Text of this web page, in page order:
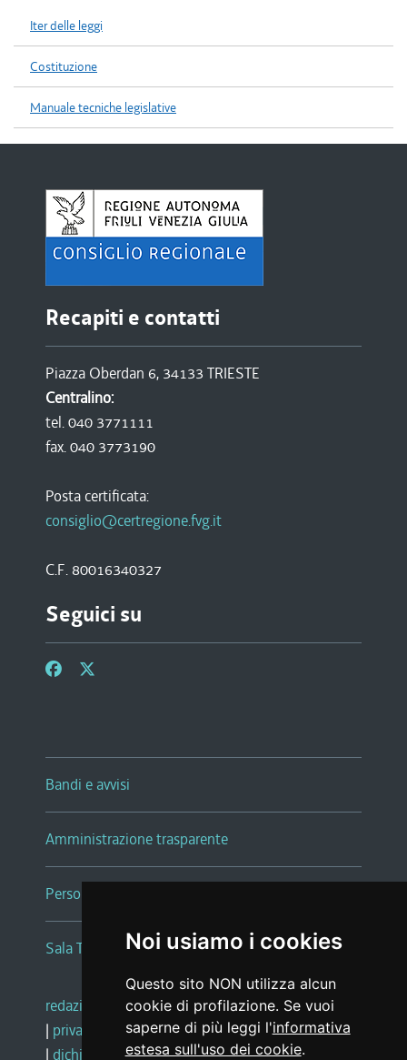
Noi usiamo i cookies
Questo sito NON utilizza alcun
cookie di profilazione. Se vuoi
saperne di più leggi l'informativa
estesa sull'uso dei cookie.
Iter delle leggi
Costituzione
Manuale tecniche legislative
Recapiti e contatti
Piazza Oberdan 6, 34133 TRIESTE
Centralino:
tel. 040 3771111
fax. 040 3773190
Posta certificata:
consiglio@certregione.fvg.it
C.F. 80016340327
Seguici su
Bandi e avvisi
Amministrazione trasparente
Persone e Uffici
Sala Tiziano Tessitori
redazione web |note legali |glossario
| privacy
social media policy
| dichiarazione di accessibilità |feedback